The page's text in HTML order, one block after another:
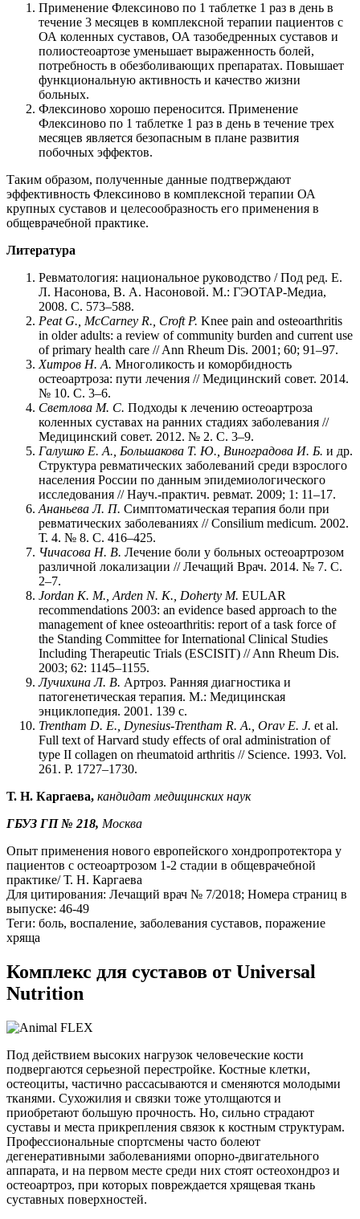
Применение Флексиново по 1 таблетке 1 раз в день в
течение 3 месяцев в комплексной терапии пациентов с
ОА коленных суставов, ОА тазобедренных суставов и
полиостеоартозе уменьшает выраженность болей,
потребность в обезболивающих препаратах. Повышает
функциональную активность и качество жизни
больных.
Флексиново хорошо переносится. Применение
Флексиново по 1 таблетке 1 раз в день в течение трех
месяцев является безопасным в плане развития
побочных эффектов.
Таким образом, полученные данные подтверждают
эффективность Флексиново в комплексной терапии ОА
крупных суставов и целесообразность его применения в
общеврачебной практике.
Литература
Ревматология: национальное руководство / Под ред. Е.
Л. Насонова, В. А. Насоновой. М.: ГЭОТАР-Медиа,
2008. С. 573–588.
Peat G., McCarney R., Croft P. Knee pain and osteoarthritis
in older adults: a review of community burden and current use
of primary health care // Ann Rheum Dis. 2001; 60; 91–97.
Хитров Н. А. Многоликость и коморбидность
остеоартроза: пути лечения // Медицинский совет. 2014.
№ 10. С. 3–6.
Светлова М. С. Подходы к лечению остеоартроза
коленных суставах на ранних стадиях заболевания //
Медицинский совет. 2012. № 2. С. 3–9.
Галушко Е. А., Большакова Т. Ю., Виноградова И. Б. и др.
Структура ревматических заболеваний среди взрослого
населения России по данным эпидемиологического
исследования // Науч.-практич. ревмат. 2009; 1: 11–17.
Ананьева Л. П. Симптоматическая терапия боли при
ревматических заболеваниях // Consilium medicum. 2002.
Т. 4. № 8. С. 416–425.
Чичасова Н. В. Лечение боли у больных остеоартрозом
различной локализации // Лечащий Врач. 2014. № 7. С.
2–7.
Jordan K. M., Arden N. K., Doherty M. EULAR
recommendations 2003: an evidence based approach to the
management of knee osteoarthritis: report of a task force of
the Standing Committee for International Clinical Studies
Including Therapeutic Trials (ESCISIT) // Ann Rheum Dis.
2003; 62: 1145–1155.
Лучихина Л. В. Артроз. Ранняя диагностика и
патогенетическая терапия. М.: Медицинская
энциклопедия. 2001. 139 с.
Trentham D. E., Dynesius-Trentham R. A., Orav E. J. et al.
Full text of Harvard study effects of oral administration of
type II collagen on rheumatoid arthritis // Science. 1993. Vol.
261. P. 1727–1730.
Т. Н. Каргаева, кандидат медицинских наук
ГБУЗ ГП № 218, Москва
Опыт применения нового европейского хондропротектора у
пациентов с остеоартрозом 1-2 стадии в общеврачебной
практике/ Т. Н. Каргаева
Для цитирования: Лечащий врач № 7/2018; Номера страниц в
выпуске: 46-49
Теги: боль, воспаление, заболевания суставов, поражение
хряща
Комплекс для суставов от Universal
Nutrition
Под действием высоких нагрузок человеческие кости
подвергаются серьезной перестройке. Костные клетки,
остеоциты, частично рассасываются и сменяются молодыми
тканями. Сухожилия и связки тоже утолщаются и
приобретают большую прочность. Но, сильно страдают
суставы и места прикрепления связок к костным структурам.
Профессиональные спортсмены часто болеют
дегенеративными заболеваниями опорно-двигательного
аппарата, и на первом месте среди них стоят остеохондроз и
остеоартроз, при которых повреждается хрящевая ткань
суставных поверхностей.